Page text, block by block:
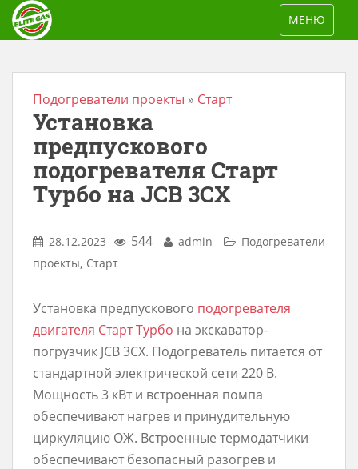
TOGGLE
МЕНЮ
Подогреватели проекты » Старт
Установка
предпускового
подогревателя Старт
Турбо на JCB 3CX
28.12.2023 544 admin
Подогреватели
проекты, Старт
Установка предпускового подогревателя
двигателя Старт Турбо на экскаватор-
погрузчик JCB 3CX. Подогреватель питается от
стандартной электрической сети 220 В.
Мощность 3 кВт и встроенная помпа
обеспечивают нагрев и принудительную
циркуляцию ОЖ. Встроенные термодатчики
обеспечивают безопасный разогрев и